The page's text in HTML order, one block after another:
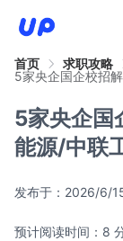
首页
求职攻略
5家央企国企校招
5家央企国
能源/中联
发布于： 2026/6/
预计阅读时间：8